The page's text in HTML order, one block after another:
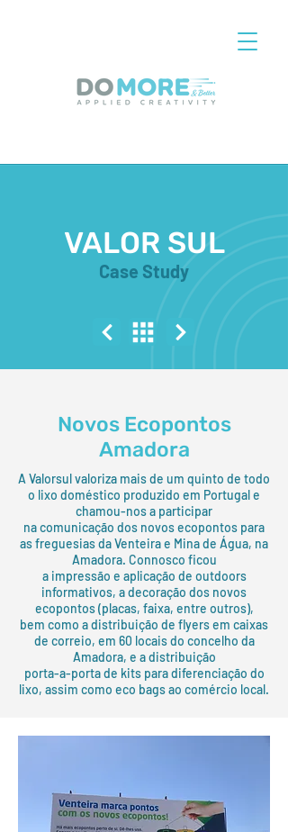
VALOR SUL
Case Study
Novos Ecopontos
Amadora
A Valorsul valoriza mais de um quinto de todo
o lixo doméstico produzido em Portugal e
chamou-nos a participar
na comunicação dos novos ecopontos para
as freguesias da Venteira e Mina de Água, na
Amadora. Connosco ficou
a impressão e aplicação de outdoors
informativos, a decoração dos novos
ecopontos (placas, faixa, entre outros),
bem como a distribuição de flyers em caixas
de correio, em 60 locais do concelho da
Amadora, e a distribuição
porta-a-porta de kits para diferenciação do
lixo, assim como eco bags ao comércio local.